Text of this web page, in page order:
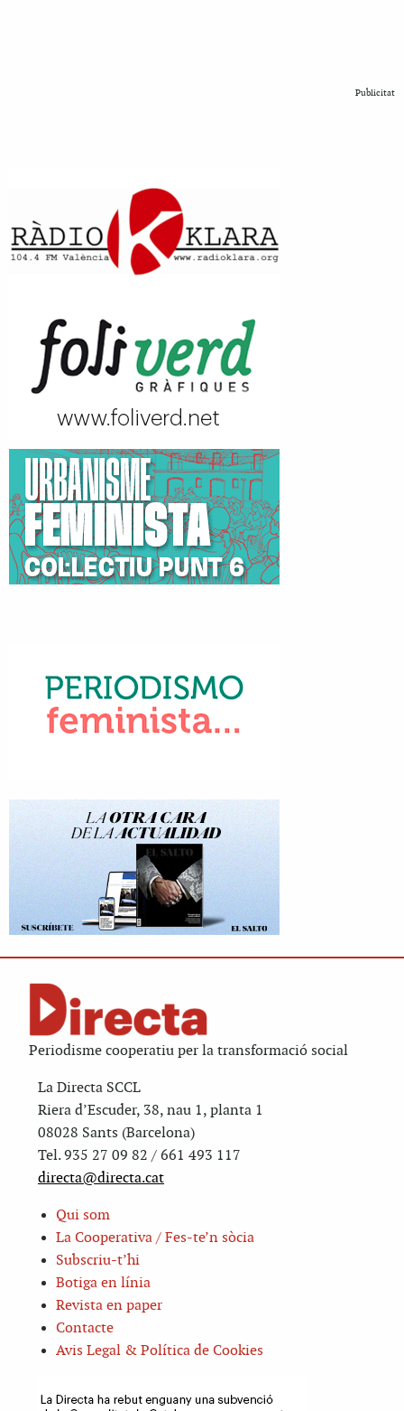
Publicitat
Periodisme cooperatiu per la transformació social
La Directa SCCL
Riera d’Escuder, 38, nau 1, planta 1
08028 Sants (Barcelona)
Tel. 935 27 09 82 / 661 493 117
directa@directa.cat
Qui som
La Cooperativa / Fes-te’n sòcia
Subscriu-t’hi
Botiga en línia
Revista en paper
Contacte
Avis Legal & Política de Cookies